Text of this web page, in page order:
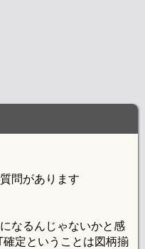
問があります
なるんじゃないかと感
定ということは図柄揃